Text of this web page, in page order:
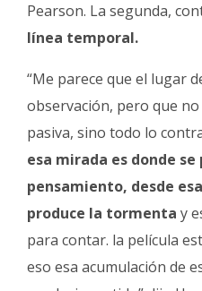
Pearson. La segunda,
línea temporal.
“Me parece que el lugar
observación, pero que
pasiva, sino todo lo
esa mirada es donde se
pensamiento, desde
produce la tormenta y
para contar. la película
eso esa acumulación de